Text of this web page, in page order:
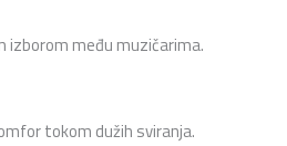
izborom među muzičarima.
tokom dužih sviranja.